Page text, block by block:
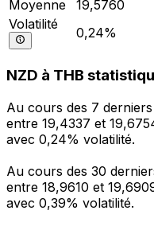
Moyenne
19,5760
Volatilité
0,24%
NZD à THB
Au cours des 7
entre 19,4337 et
avec 0,24% volatilité.
Au cours des 30
entre 18,9610 et
avec 0,39% volatilité.